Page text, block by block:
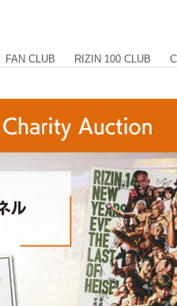
FAN CLUB RIZIN 100 CLUB